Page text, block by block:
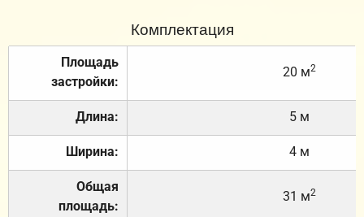
Комплектация
Площадь
застройки:
20 м2
Длина: 5 м
Ширина: 4 м
Общая
площадь:
31 м2